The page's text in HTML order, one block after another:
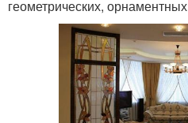
геометрических,